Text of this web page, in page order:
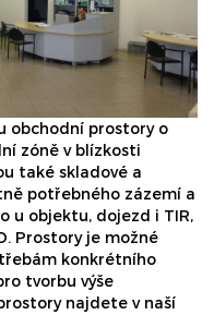
obchodní prostory o
zóně v blízkosti
také skladové a
potřebného zázemí a
u objektu, dojezd i TIR,
Prostory je možné
konkrétního
tvorbu výše
najdete v naší